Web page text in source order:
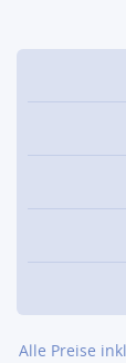
Alle Preise